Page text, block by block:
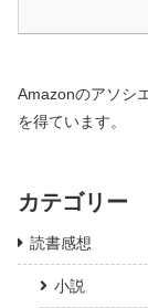
Amazonのアソシ
を得ています。
カテゴリー
読書感想
小説